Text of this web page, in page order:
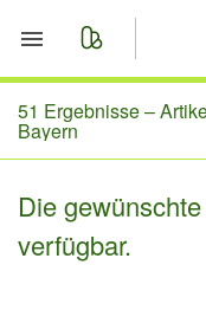
Start
Merkliste
Nachrichten
51 Ergebnisse –
Bayern
Die
verfügbar.